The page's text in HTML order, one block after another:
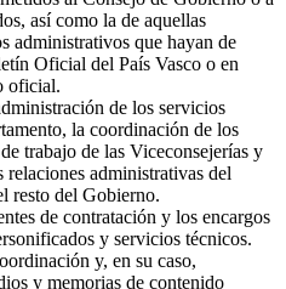
así como la de aquellas
administrativos que hayan de
Oficial del País Vasco o en
oficial.
de los servicios
la coordinación de los
trabajo de las Viceconsejerías y
relaciones administrativas del
resto del Gobierno.
de contratación y los encargos
y servicios técnicos.
y, en su caso,
y memorias de contenido